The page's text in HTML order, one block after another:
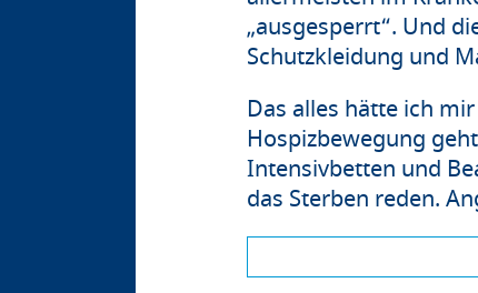
„ausgesperrt“. Und
Schutzkleidung und
Das alles hätte ich
Hospizbewegung
Intensivbetten und
das Sterben reden.